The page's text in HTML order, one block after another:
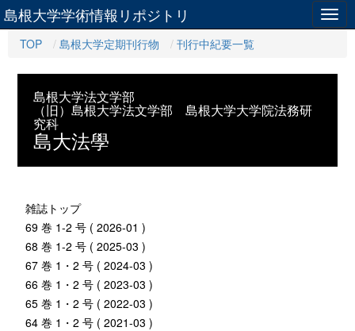
島根大学学術情報リポジトリ
TOP 島根大学定期刊行物 刊行中紀要一覧
島根大学法文学部
（旧）島根大学法文学部 島根大学大学院法務研
究科
島大法學
雑誌トップ
69 巻 1-2 号 ( 2026-01 )
68 巻 1-2 号 ( 2025-03 )
67 巻 1・2 号 ( 2024-03 )
66 巻 1・2 号 ( 2023-03 )
65 巻 1・2 号 ( 2022-03 )
64 巻 1・2 号 ( 2021-03 )